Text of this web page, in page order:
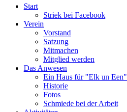
Start
Striek bei Facebook
Verein
Vorstand
Satzung
Mitmachen
Mitglied werden
Das Anwesen
Ein Haus für "Elk un Een"
Historie
Fotos
Schmiede bei der Arbeit